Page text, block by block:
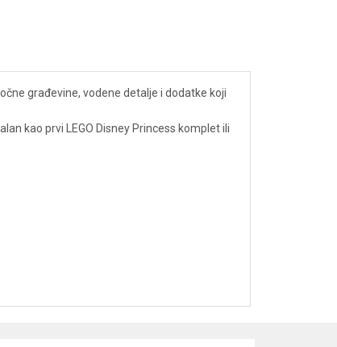
građevine, vodene detalje i dodatke koji
kao prvi LEGO Disney Princess komplet ili